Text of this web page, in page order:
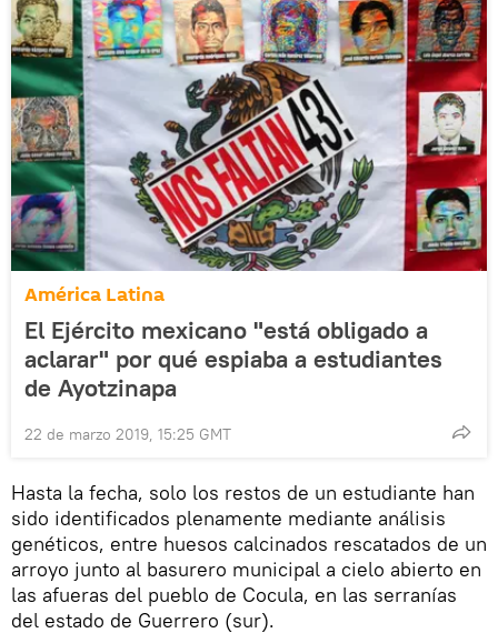
América Latina
El Ejército mexicano "está obligado a
aclarar" por qué espiaba a estudiantes
de Ayotzinapa
22 de marzo 2019, 15:25 GMT
Hasta la fecha, solo los restos de un estudiante han
sido identificados plenamente mediante análisis
genéticos, entre huesos calcinados rescatados de un
arroyo junto al basurero municipal a cielo abierto en
las afueras del pueblo de Cocula, en las serranías
del estado de Guerrero (sur).